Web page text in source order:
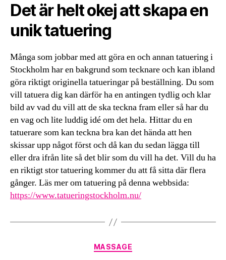
Det är helt okej att skapa en
unik tatuering
Många som jobbar med att göra en och annan tatuering i
Stockholm har en bakgrund som tecknare och kan ibland
göra riktigt originella tatueringar på beställning. Du som
vill tatuera dig kan därför ha en antingen tydlig och klar
bild av vad du vill att de ska teckna fram eller så har du
en vag och lite luddig idé om det hela. Hittar du en
tatuerare som kan teckna bra kan det hända att hen
skissar upp något först och då kan du sedan lägga till
eller dra ifrån lite så det blir som du vill ha det. Vill du ha
en riktigt stor tatuering kommer du att få sitta där flera
gånger. Läs mer om tatuering på denna webbsida:
https://www.tatueringstockholm.nu/
Kategorier
MASSAGE